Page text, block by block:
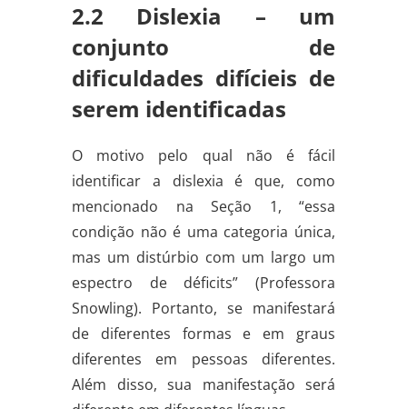
2.2 Dislexia – um
conjunto de
dificuldades difícieis de
serem identificadas
O motivo pelo qual não é fácil
identificar a dislexia é que, como
mencionado na Seção 1, “essa
condição não é uma categoria única,
mas um distúrbio com um largo um
espectro de déficits” (Professora
Snowling). Portanto, se manifestará
de diferentes formas e em graus
diferentes em pessoas diferentes.
Além disso, sua manifestação será